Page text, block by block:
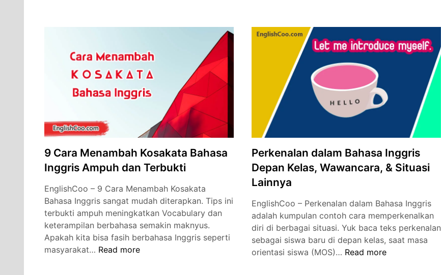
Listening
Lewat
Film
Cara
Santai
9 Cara Menambah Kosakata Bahasa
Inggris Ampuh dan Terbukti
EnglishCoo – 9 Cara Menambah Kosakata
Bahasa Inggris sangat mudah diterapkan. Tips ini
terbukti ampuh meningkatkan Vocabulary dan
keterampilan berbahasa semakin maknyus.
Apakah kita bisa fasih berbahasa Inggris seperti
masyarakat… 9
Read more
Perkenalan dalam Bahasa Inggris
Depan Kelas, Wawancara, & Situasi
Lainnya
EnglishCoo – Perkenalan dalam Bahasa Inggris
adalah kumpulan contoh cara memperkenalkan
diri di berbagai situasi. Yuk baca teks perkenalan
sebagai siswa baru di depan kelas, saat masa
orientasi siswa (MOS)… Perkenalan
Read more